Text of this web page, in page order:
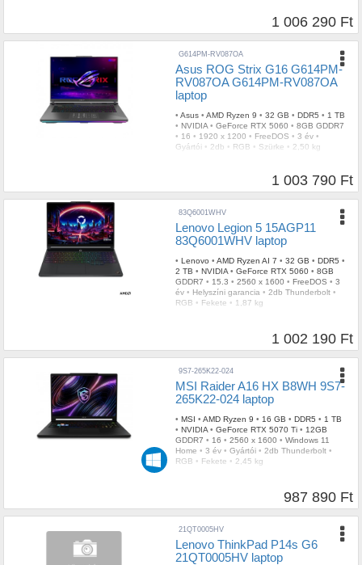
1 006 290 Ft
G614PM-RV087OA
Asus ROG Strix G16 G614PM-
RV087OA G614PM-RV087OA
laptop
• Asus • AMD Ryzen 9 • 32 GB • DDR5 • 1 TB
• NVIDIA • GeForce RTX 5060 • 8GB GDDR7
• 16 • 1920 x 1200 • FreeDOS • 3 év •
Gyártói • 2db • RGB • Szürke • 2,50 kg
1 003 790 Ft
83Q6001WHV
Lenovo Legion 5 15AGP11
83Q6001WHV laptop
• Lenovo • AMD Ryzen AI 7 • 32 GB • DDR5 •
2 TB • NVIDIA • GeForce RTX 5060 • 8GB
GDDR7 • 15.3 • 2560 x 1600 • FreeDOS • 3
év • Helyszíni garancia • 2db Thunderbolt •
RGB • Fekete • 1,87 kg
1 002 190 Ft
9S7-265K22-024
MSI Raider A16 HX B8WH 9S7-
265K22-024 laptop
• MSI • AMD Ryzen 9 • 16 GB • DDR5 • 1 TB
• NVIDIA • GeForce RTX 5070 Ti • 12GB
GDDR7 • 16 • 2560 x 1600 • Windows 11
Home • 3 év • Gyártói • 2db Thunderbolt •
RGB • Fekete • 2,45 kg
987 890 Ft
21QT0005HV
Lenovo ThinkPad P14s G6
21QT0005HV laptop